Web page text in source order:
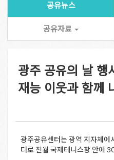
공유뉴스
공유자료
광주 공유의 날
재능 이웃과 함께
광주공유센터는 광역 지자체에
터로 진월 국제테니스장 안에